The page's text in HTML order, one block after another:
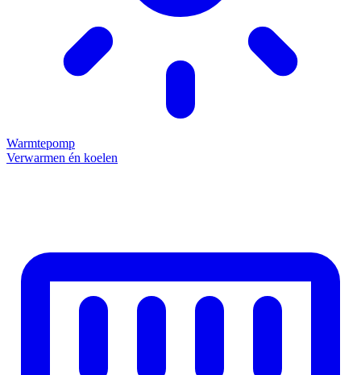
Warmtepomp
Verwarmen én koelen